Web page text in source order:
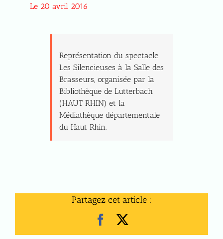
Le 20 avril 2016
Représentation du spectacle
Les Silencieuses à la Salle des
Brasseurs, organisée par la
Bibliothèque de Lutterbach
(HAUT RHIN) et la
Médiathèque départementale
du Haut Rhin.
Partagez cet article :
Facebook